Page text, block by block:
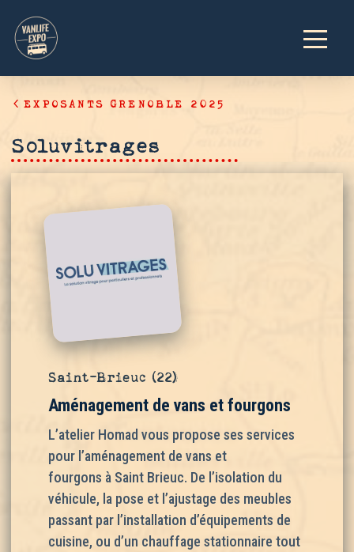
EXPOSANTS GRENOBLE 2025
Soluvitrages
Saint-Brieuc (22)
Aménagement de vans et fourgons
L’atelier Homad vous propose ses services
pour l’aménagement de vans et
fourgons à Saint Brieuc. De l’isolation du
véhicule, la pose et l’ajustage des meubles
passant par l’installation d’équipements de
cuisine, ou d’un chauffage stationnaire tout